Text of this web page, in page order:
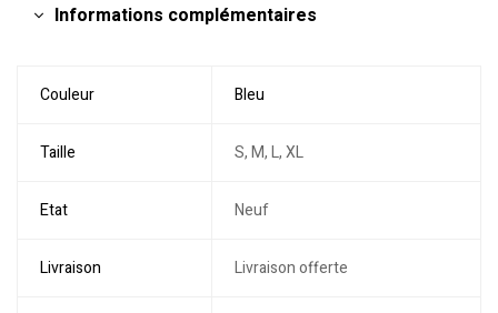
Informations complémentaires
Couleur Bleu
Taille S, M, L, XL
Etat Neuf
Livraison Livraison offerte